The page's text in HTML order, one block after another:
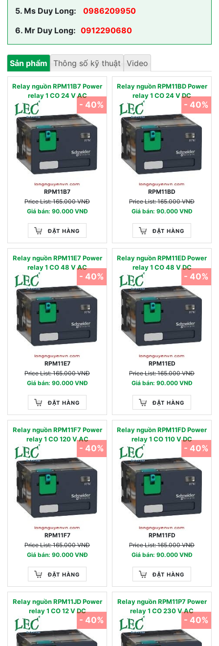
5. Ms Duy Long:
0986209950
6. Mr Duy Long: 0912290680
Sản phẩm Thông số kỹ thuật Video
Relay nguồn RPM11B7 Power
relay 1 CO 24 V AC
RPM11B7
Price List: 165.000 VNĐ
Giá bán: 90.000 VNĐ
ĐẶT HÀNG
- 40%
Relay nguồn RPM11BD Power
relay 1 CO 24 V DC
RPM11BD
Price List: 165.000 VNĐ
Giá bán: 90.000 VNĐ
ĐẶT HÀNG
- 40%
Relay nguồn RPM11E7 Power
relay 1 CO 48 V AC
RPM11E7
Price List: 165.000 VNĐ
Giá bán: 90.000 VNĐ
ĐẶT HÀNG
- 40%
Relay nguồn RPM11ED Power
relay 1 CO 48 V DC
RPM11ED
Price List: 165.000 VNĐ
Giá bán: 90.000 VNĐ
ĐẶT HÀNG
- 40%
Relay nguồn RPM11F7 Power
relay 1 CO 120 V AC
RPM11F7
Price List: 165.000 VNĐ
Giá bán: 90.000 VNĐ
ĐẶT HÀNG
- 40%
Relay nguồn RPM11FD Power
relay 1 CO 110 V DC
RPM11FD
Price List: 165.000 VNĐ
Giá bán: 90.000 VNĐ
ĐẶT HÀNG
- 40%
Relay nguồn RPM11JD Power
relay 1 CO 12 V DC
- 40%
Relay nguồn RPM11P7 Power
relay 1 CO 230 V AC
- 40%